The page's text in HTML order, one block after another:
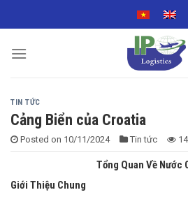
to
TIN TỨC
Cảng Biển của Croatia
Posted on 10/11/2024 Tin tức
Tổng Quan Về Nước
Giới Thiệu Chung